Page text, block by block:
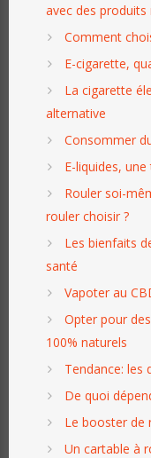
avec des produits
Comment
E-cigarette,
La cigarette
alternative
Consommer
E-liquides,
Rouler soi-
rouler choisir ?
Les bienfaits
santé
Vapoter au
Opter pour
100% naturels
Tendance: les
De quoi
Le booster de
Un cartable à